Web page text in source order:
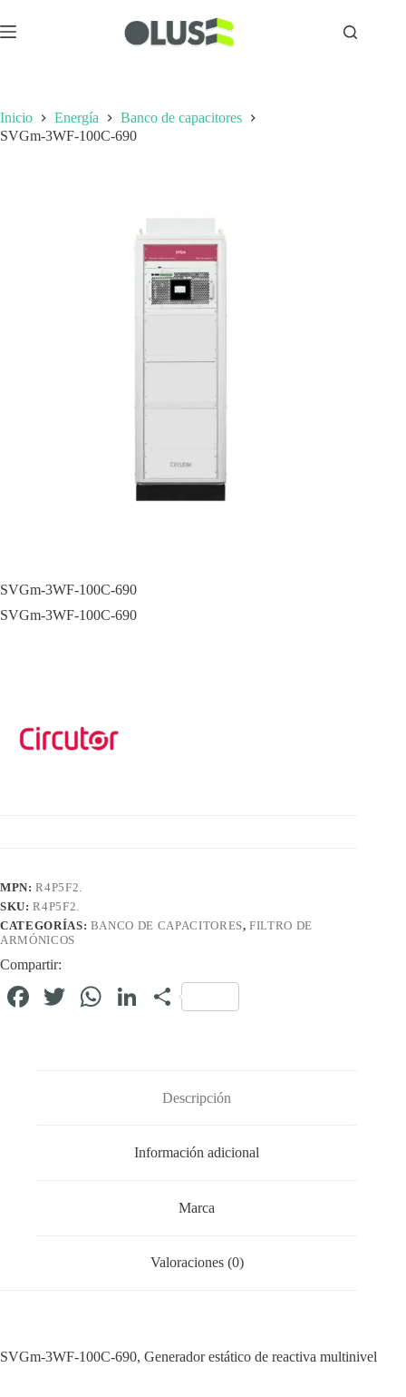
Inicio Energía
Banco de capacitores
SVGm-3WF-100C-690
SVGm-3WF-100C-690
SVGm-3WF-100C-690
MPN:R4P5F2.
SKU:R4P5F2.
CATEGORÍAS: BANCO DE CAPACITORES,FILTRO DE
ARMÓNICOS
Compartir:
Fa T
W
Li C
rti
r
Descripción
Información adicional
Marca
Valoraciones (0)
SVGm-3WF-100C-690, Generador estático de reactiva multinivel